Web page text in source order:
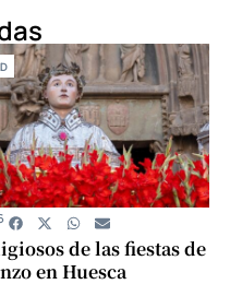
de las fiestas de
en Huesca